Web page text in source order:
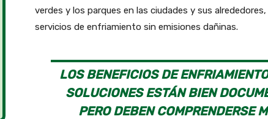
verdes y los parques en las ciudades y sus
servicios de enfriamiento sin emisiones dañinas.
LOS BENEFICIOS DE
SOLUCIONES ESTÁN BIEN
PERO DEBEN COMPRENDERSE